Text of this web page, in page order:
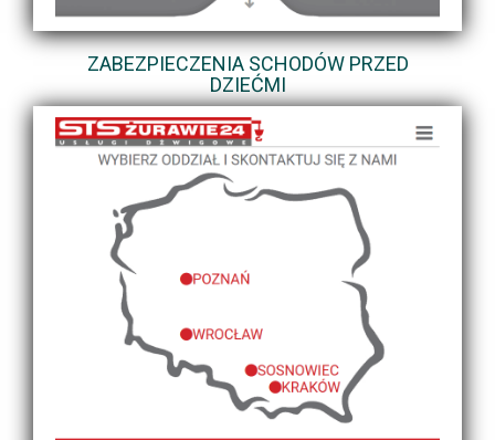
ZABEZPIECZENIA SCHODÓW PRZED
DZIEĆMI